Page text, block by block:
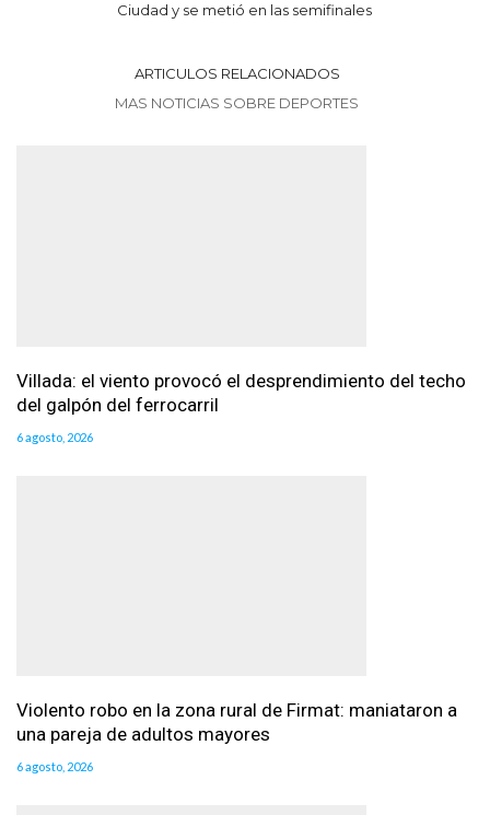
Ciudad y se metió en las semifinales
ARTICULOS RELACIONADOS
MAS NOTICIAS SOBRE DEPORTES
Villada: el viento provocó el desprendimiento del techo
del galpón del ferrocarril
6 agosto, 2026
Violento robo en la zona rural de Firmat: maniataron a
una pareja de adultos mayores
6 agosto, 2026